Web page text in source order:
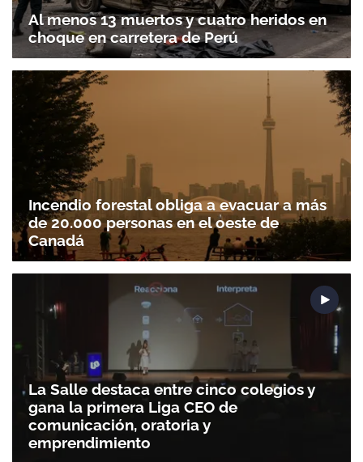
Al menos 13 muertos y cuatro heridos en
choque en carretera de Perú
Incendio forestal obliga a evacuar a más
de 20.000 personas en el oeste de
Canadá
La Salle destaca entre cinco colegios y
gana la primera Liga CEO de
comunicación, oratoria y
emprendimiento